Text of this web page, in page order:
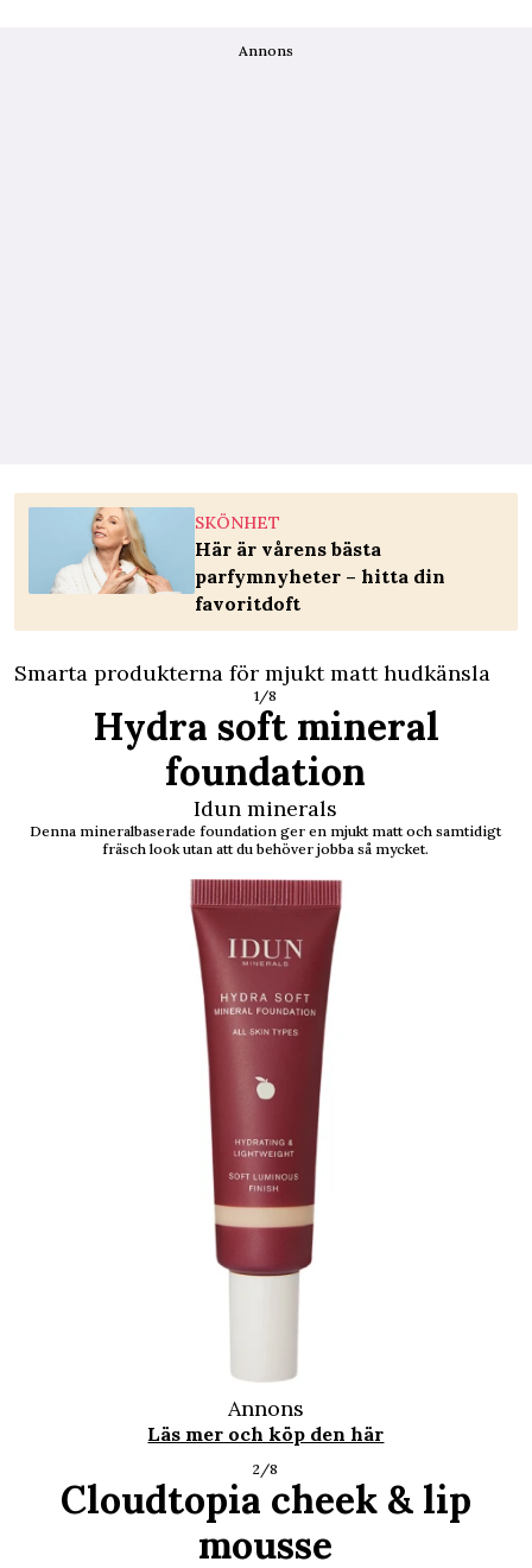
Annons
SKÖNHET
Här är vårens bästa
parfymnyheter – hitta din
favoritdoft
Smarta produkterna för mjukt matt hudkänsla
1/8
Hydra soft mineral
foundation
Idun minerals
Denna mineralbaserade foundation ger en mjukt matt och samtidigt
fräsch look utan att du behöver jobba så mycket.
Annons
Läs mer och köp den här
2/8
Cloudtopia cheek & lip
mousse